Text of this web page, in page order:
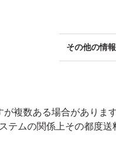
その他の情報